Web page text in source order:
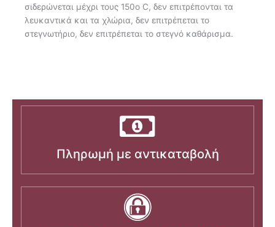
σιδερώνεται μέχρι τους 150ο C, δεν επιτρέπονται τα
λευκαντικά και τα χλώρια, δεν επιτρέπεται το
στεγνωτήριο, δεν επιτρέπεται το στεγνό καθάρισμα.
Πληρωμή με αντικαταβολή